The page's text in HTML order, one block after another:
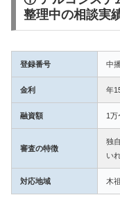
整理中の相談実
登録番号 中
金利 年
融資額 1万
審査の特徴
独
い
対応地域 木